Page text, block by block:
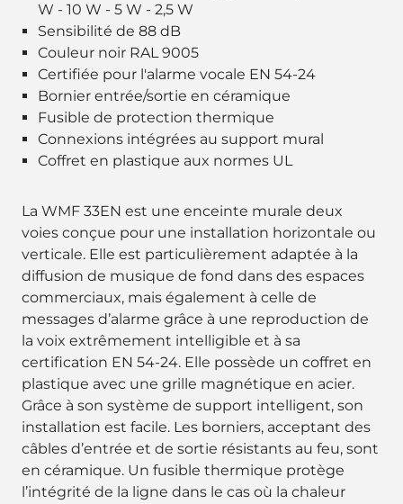
W - 10 W - 5 W - 2,5 W
Sensibilité de 88 dB
Couleur noir RAL 9005
Certifiée pour l'alarme vocale EN 54-24
Bornier entrée/sortie en céramique
Fusible de protection thermique
Connexions intégrées au support mural
Coffret en plastique aux normes UL
La WMF 33EN est une enceinte murale deux
voies conçue pour une installation horizontale ou
verticale. Elle est particulièrement adaptée à la
diffusion de musique de fond dans des espaces
commerciaux, mais également à celle de
messages d’alarme grâce à une reproduction de
la voix extrêmement intelligible et à sa
certification EN 54-24. Elle possède un coffret en
plastique avec une grille magnétique en acier.
Grâce à son système de support intelligent, son
installation est facile. Les borniers, acceptant des
câbles d’entrée et de sortie résistants au feu, sont
en céramique. Un fusible thermique protège
l’intégrité de la ligne dans le cas où la chaleur